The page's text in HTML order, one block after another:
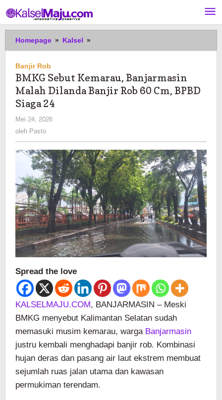
ke
konten
Homepage » Kalsel »
Sebut
Banjarmasin
Malah
Dilanda
BPBD
Siaga
24
Banjir Rob
BMKG Sebut Kemarau, Banjarmasin
Malah Dilanda Banjir Rob 60 Cm, BPBD
Siaga 24
Mei 24, 2026
oleh Pasto
Spread the love
KALSELMAJU.COM, BANJARMASIN – Meski
BMKG menyebut Kalimantan Selatan sudah
memasuki musim kemarau, wargaBanjarmasin
justru kembali menghadapi banjir rob. Kombinasi
hujan deras dan pasang air laut ekstrem membuat
sejumlah ruas jalan utama dan kawasan
permukiman terendam.